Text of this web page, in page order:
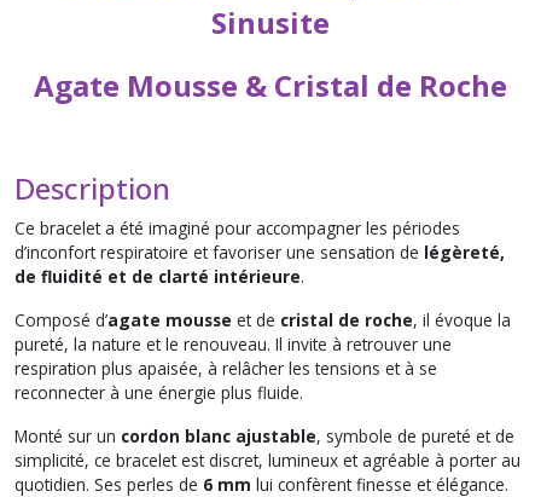
Sinusite
Agate Mousse & Cristal de Roche
Description
Ce bracelet a été imaginé pour accompagner les périodes
d’inconfort respiratoire et favoriser une sensation de légèreté,
de fluidité et de clarté intérieure.
Composé d’agate mousse et de cristal de roche, il évoque la
pureté, la nature et le renouveau. Il invite à retrouver une
respiration plus apaisée, à relâcher les tensions et à se
reconnecter à une énergie plus fluide.
Monté sur un cordon blanc ajustable, symbole de pureté et de
simplicité, ce bracelet est discret, lumineux et agréable à porter au
quotidien. Ses perles de 6 mm lui confèrent finesse et élégance.